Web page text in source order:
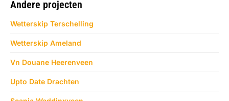
Andere projecten
Wetterskip Terschelling
Wetterskip Ameland
Vn Douane Heerenveen
Upto Date Drachten